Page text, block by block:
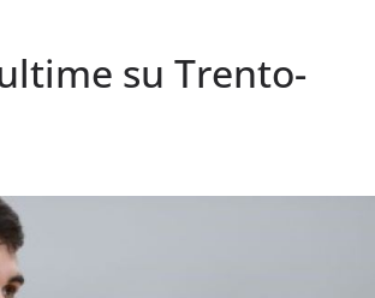
su Trento-